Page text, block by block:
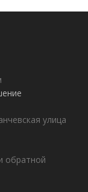
улица
обратной